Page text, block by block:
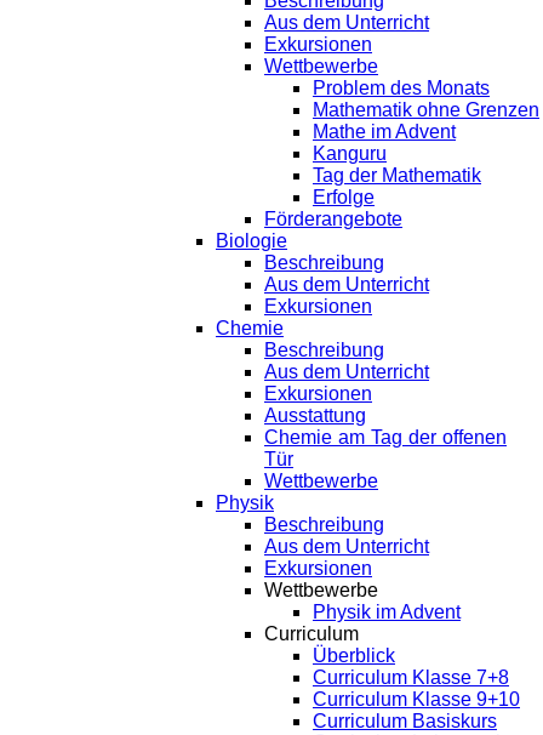
Aus dem Unterricht
Exkursionen
Wettbewerbe
Problem des Monats
Mathematik ohne Grenzen
Mathe im Advent
Kanguru
Tag der Mathematik
Erfolge
Förderangebote
Biologie
Beschreibung
Aus dem Unterricht
Exkursionen
Chemie
Beschreibung
Aus dem Unterricht
Exkursionen
Ausstattung
Chemie am Tag der offenen
Tür
Wettbewerbe
Physik
Beschreibung
Aus dem Unterricht
Exkursionen
Wettbewerbe
Physik im Advent
Curriculum
Überblick
Curriculum Klasse 7+8
Curriculum Klasse 9+10
Curriculum Basiskurs